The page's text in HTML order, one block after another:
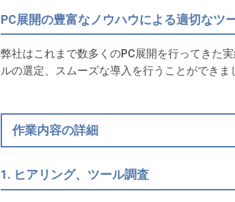
PC展開の豊富なノウハウによる適切なツ
弊社はこれまで数多くのPC展開を行ってきた
ルの選定、スムーズな導入を行うことができま
作業内容の詳細
1. ヒアリング、ツール調査